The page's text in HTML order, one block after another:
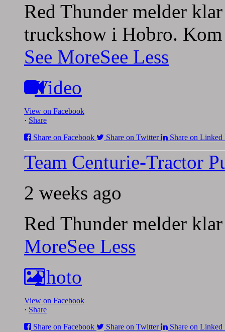
Red Thunder melder
truckshow i Hobro.
See MoreSee Less
Video
View on Facebook
· Share
Share on Facebook
Share on Twitter Share on Linked
Team Centurie-Tractor
2 weeks ago
Red Thunder melder
MoreSee Less
Photo
View on Facebook
· Share
Share on Facebook
Share on Twitter Share on Linked